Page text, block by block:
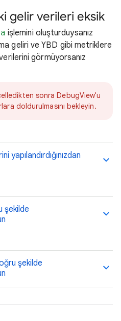
gelir verileri eksik
işlemini oluşturduysanız
geliri ve YBD gibi metriklere
görmüyorsanız
sonra DebugView'u
doldurulmasını bekleyin.
şekilde
şekilde